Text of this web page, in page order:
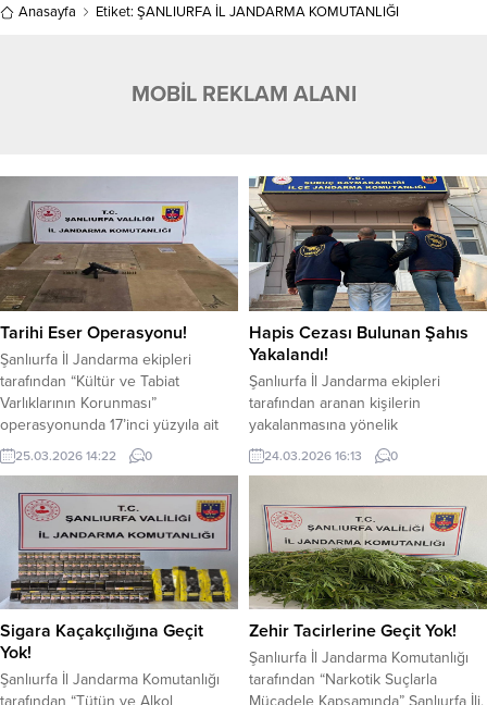
Anasayfa Etiket: ŞANLIURFA İL JANDARMA KOMUTANLIĞI
MOBİL REKLAM ALANI
Tarihi Eser Operasyonu!
Şanlıurfa İl Jandarma ekipleri
tarafından “Kültür ve Tabiat
Varlıklarının Korunması”
operasyonunda 17’inci yüzyıla ait
olduğu analiz edilen 8 tablo ele
geçirildi. Şanlıurfa İl Jandarma
Komutanlığı ekipleri, “Kültür ve
Tabiat Varlıklarının Korunması”
çerçevesinde sürdürülen
çalışmalar dahilinde, tarihi
eser ticareti yaptığı belirlenen
şüphelilere
karşı operasyon gerçekleştirdi.
Kaçakçılık ve Organize Suçlarla
Mücadele (KOM) Şube Müdürlüğü
ve Karaköprü...
25.03.2026 14:22 0
Hapis Cezası Bulunan Şahıs
Yakalandı!
Şanlıurfa İl Jandarma ekipleri
tarafından aranan kişilerin
yakalanmasına yönelik
gerçekleştirdiği operasyonda
hakkında kesinleşmiş hapis cezası
yakalandı . Alınan bilgiler
doğrultusunda (kasten öldürme)
suçundan 8 yıl 4 ay kesinleşmiş
hapis cezası bulunan S.F., 21 Mart
2026 tarihinde Ceylanpınar ilçe
jandarma Komutanlığı tarafından
yapılan operasyonla gözaltına
alındı. Yakalanan...
24.03.2026 16:13 0
Sigara Kaçakçılığına Geçit
Yok!
Şanlıurfa İl Jandarma Komutanlığı
tarafından “Tütün ve Alkol
Zehir Tacirlerine Geçit Yok!
Şanlıurfa İl Jandarma Komutanlığı
tarafından “Narkotik Suçlarla
Mücadele Kapsamında” Şanlıurfa İli,